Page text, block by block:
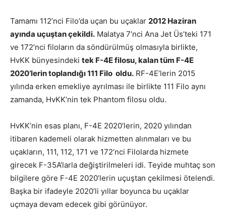
Tamamı 112’nci Filo’da uçan bu uçaklar 2012 Haziran
ayında uçuştan çekildi. Malatya 7’nci Ana Jet Üs’teki 171
ve 172’nci filoların da söndürülmüş olmasıyla birlikte,
HvKK bünyesindeki tek F-4E filosu, kalan tüm F-4E
2020’lerin toplandığı 111 Filo oldu. RF-4E’lerin 2015
yılında erken emekliye ayrılması ile birlikte 111 Filo aynı
zamanda, HvKK’nin tek Phantom filosu oldu.
HvKK’nin esas planı, F-4E 2020’lerin, 2020 yılından
itibaren kademeli olarak hizmetten alınmaları ve bu
uçakların, 111, 112, 171 ve 172’nci Filolarda hizmete
girecek F-35A’larla değiştirilmeleri idi. Teyide muhtaç son
bilgilere göre F-4E 2020’lerin uçuştan çekilmesi ötelendi.
Başka bir ifadeyle 2020’li yıllar boyunca bu uçaklar
uçmaya devam edecek gibi görünüyor.